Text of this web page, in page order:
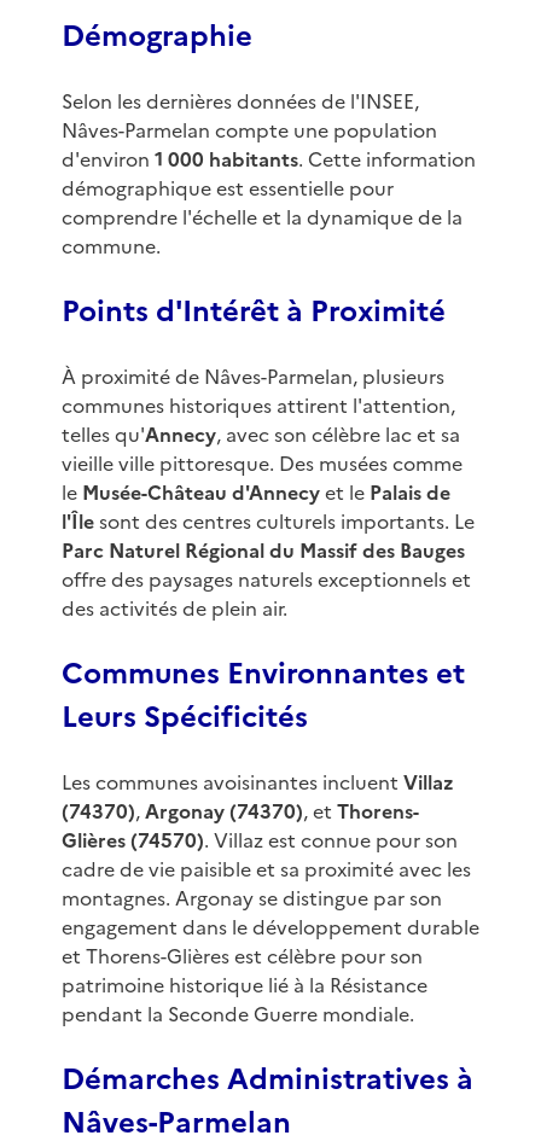
Démographie
Selon les dernières données de l'INSEE,
Nâves-Parmelan compte une population
d'environ 1 000 habitants. Cette information
démographique est essentielle pour
comprendre l'échelle et la dynamique de la
commune.
Points d'Intérêt à Proximité
À proximité de Nâves-Parmelan, plusieurs
communes historiques attirent l'attention,
telles qu'Annecy, avec son célèbre lac et sa
vieille ville pittoresque. Des musées comme
le Musée-Château d'Annecyet le Palais de
l'Îlesont des centres culturels importants. Le
Parc Naturel Régional du Massif des Bauges
offre des paysages naturels exceptionnels et
des activités de plein air.
Communes Environnantes et
Leurs Spécificités
Les communes avoisinantes incluent Villaz
(74370),Argonay (74370), et Thorens-
Glières (74570). Villaz est connue pour son
cadre de vie paisible et sa proximité avec les
montagnes. Argonay se distingue par son
engagement dans le développement durable
et Thorens-Glières est célèbre pour son
patrimoine historique lié à la Résistance
pendant la Seconde Guerre mondiale.
Démarches Administratives à
Nâves-Parmelan